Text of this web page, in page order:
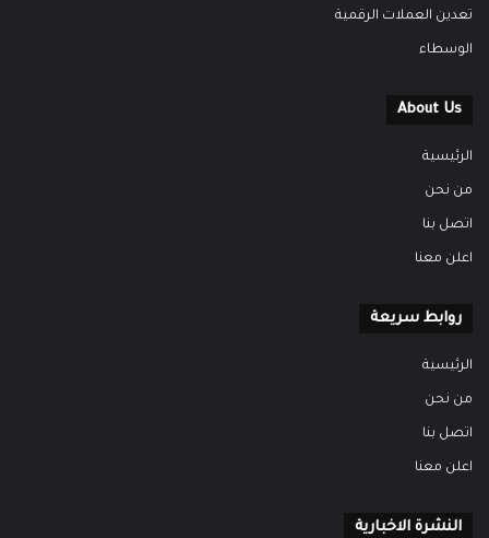
تعدين العملات الرقمية
الوسطاء
About Us
الرئيسية
من نحن
اتصل بنا
اعلن معنا
روابط سريعة
الرئيسية
من نحن
اتصل بنا
اعلن معنا
النشرة الاخبارية